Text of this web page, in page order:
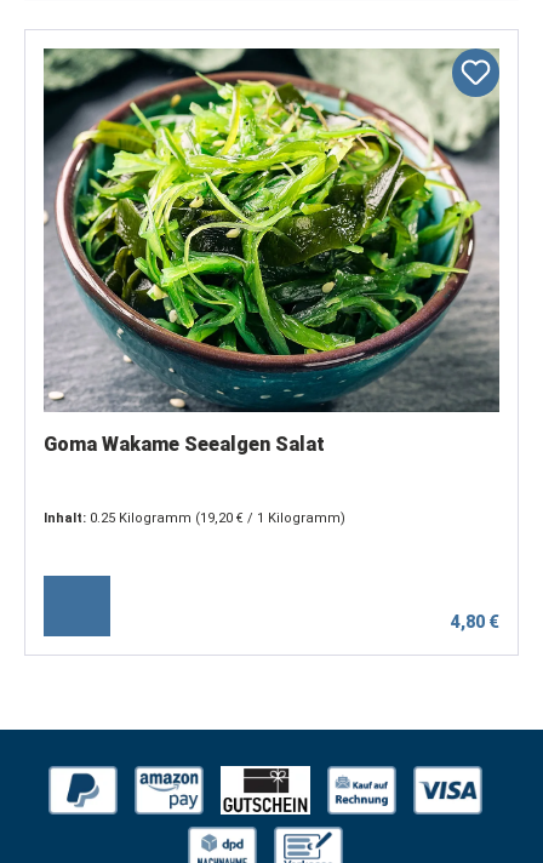
Goma Wakame Seealgen Salat
Inhalt: 0.25 Kilogramm (19,20 € / 1 Kilogramm)
4,80 €